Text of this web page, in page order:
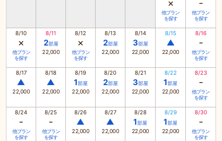
×
他プラン
を探す
-
他プラン
を探す
8/10
×
他プラン
を探す
8/11
2部屋
22,000
8/12
×
他プラン
を探す
8/13
2部屋
22,000
8/14
3部屋
22,000
8/15
▲
22,000
8/16
-
他プラン
を探す
8/17
▲
22,000
8/18
▲
22,000
8/19
1部屋
22,000
8/20
2部屋
22,000
8/21
3部屋
22,000
8/22
1部屋
22,000
8/23
-
他プラン
を探す
8/24
-
他プラン
を探す
8/25
-
他プラン
を探す
8/26
▲
22,000
8/27
▲
22,000
8/28
1部屋
22,000
8/29
1部屋
22,000
8/30
-
他プラン
を探す